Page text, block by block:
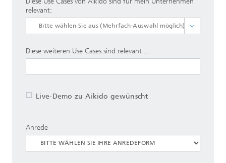
relevant:
Andere, nämlich .... (nächstes Feld)
Diese weiteren Use Cases sind relevant ...
Live-Demo zu Aikido gewünscht
Anrede